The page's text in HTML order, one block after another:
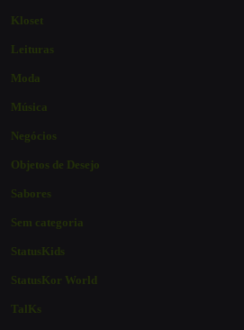
Kloset
Leituras
Moda
Música
Negócios
Objetos de Desejo
Sabores
Sem categoria
StatusKids
StatusKor World
TalKs